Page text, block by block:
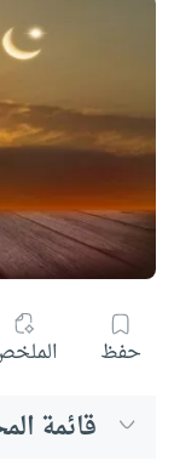
حفظ
قائمة